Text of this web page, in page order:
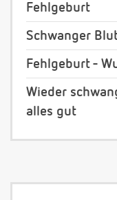
Fehlgeburt
Schwanger
Fehlgeburt -
Wieder
alles gut